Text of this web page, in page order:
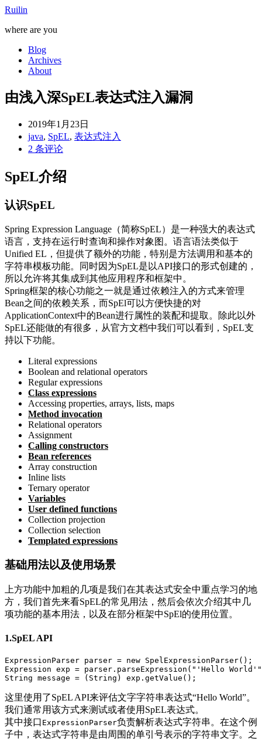
Ruilin
where are you
Blog
Archives
About
由浅入深SpEL表达式注入漏洞
2019年1月23日
java, SpEL, 表达式注入
2 条评论
SpEL介绍
认识SpEL
Spring Expression Language（简称SpEL）是一种强大的表达式
语言，支持在运行时查询和操作对象图。语言语法类似于
Unified EL，但提供了额外的功能，特别是方法调用和基本的
字符串模板功能。同时因为SpEL是以API接口的形式创建的，
所以允许将其集成到其他应用程序和框架中。
Spring框架的核心功能之一就是通过依赖注入的方式来管理
Bean之间的依赖关系，而SpEl可以方便快捷的对
ApplicationContext中的Bean进行属性的装配和提取。除此以外
SpEL还能做的有很多，从官方文档中我们可以看到，SpEL支
持以下功能。
Literal expressions
Boolean and relational operators
Regular expressions
Class expressions
Accessing properties, arrays, lists, maps
Method invocation
Relational operators
Assignment
Calling constructors
Bean references
Array construction
Inline lists
Ternary operator
Variables
User defined functions
Collection projection
Collection selection
Templated expressions
基础用法以及使用场景
上方功能中加粗的几项是我们在其表达式安全中重点学习的地
方，我们首先来看SpEL的常见用法，然后会依次介绍其中几
项功能的基本用法，以及在部分框架中SpEl的使用位置。
1.SpEL API
ExpressionParser parser = new SpelExpressionParser();
Expression exp = parser.parseExpression("'Hello
String message = (String) exp.getValue();
这里使用了SpEL API来评估文字字符串表达式“Hello World”。
我们通常用该方式来测试或者使用SpEL表达式。
其中接口 ExpressionParser负责解析表达式字符串。在这个例
子中，表达式字符串是由周围的单引号表示的字符串文字。之